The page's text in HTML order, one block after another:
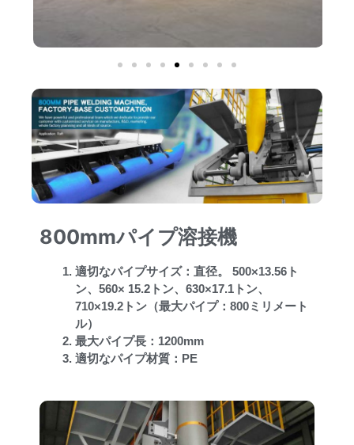
800mmパイプ溶接機
適切なパイプサイズ：直径。 500×13.56ト
ン、560× 15.2トン、630×17.1トン、
710×19.2トン（最大パイプ：800ミリメート
ル）
最大パイプ長：1200mm
適切なパイプ材質：PE